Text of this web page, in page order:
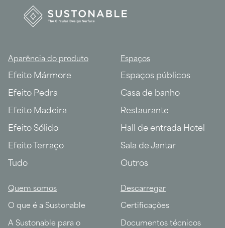
Aparência do produto
Efeito Mármore
Efeito Pedra
Efeito Madeira
Efeito Sólido
Efeito Terraço
Tudo
Espaços
Espaços públicos
Casa de banho
Restaurante
Hall de entrada Hotel
Sala de Jantar
Outros
Quem somos
O que é a Sustonable
A Sustonable para o
Descarregar
Certificações
Documentos técnicos